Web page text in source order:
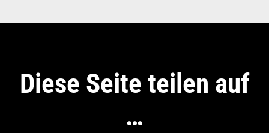
Diese Seite teilen auf
…